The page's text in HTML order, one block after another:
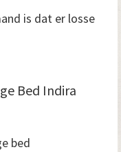
is dat er losse
Bed Indira
bed